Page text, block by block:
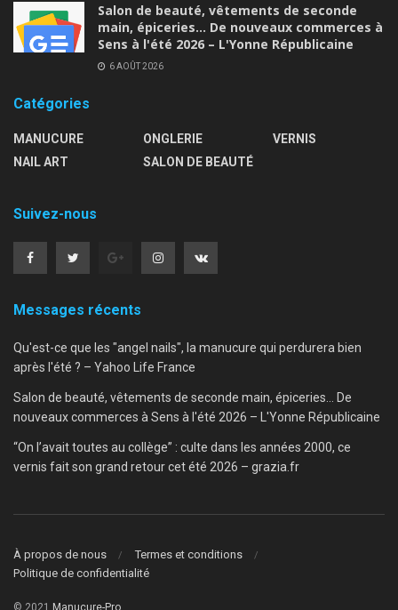
Salon de beauté, vêtements de seconde
main, épiceries… De nouveaux commerces à
Sens à l'été 2026 – L'Yonne Républicaine
6 AOÛT 2026
Catégories
MANUCURE
NAIL ART
ONGLERIE
SALON DE BEAUTÉ
VERNIS
Suivez-nous
Messages récents
Qu'est-ce que les "angel nails", la manucure qui perdurera bien
après l'été ? – Yahoo Life France
Salon de beauté, vêtements de seconde main, épiceries… De
nouveaux commerces à Sens à l'été 2026 – L'Yonne Républicaine
“On l’avait toutes au collège” : culte dans les années 2000, ce
vernis fait son grand retour cet été 2026 – grazia.fr
À propos de nous
Termes et conditions
Politique de confidentialité